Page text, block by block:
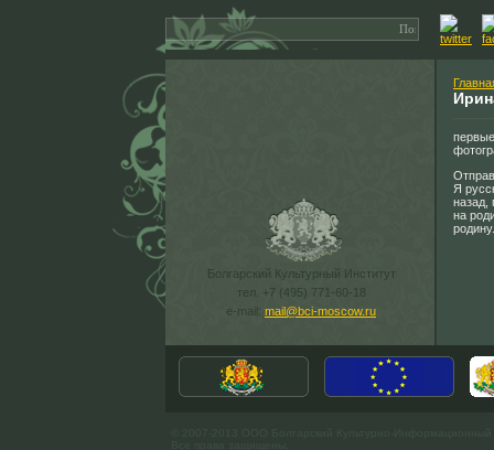
Болгарский Культурный Институт
тел. +7 (495) 771-60-18
e-mail: mail@bci-moscow.ru
Я
назад,
на